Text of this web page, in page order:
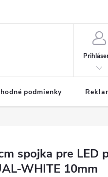
podmienky
spojka pre LED
WHITE 10mm